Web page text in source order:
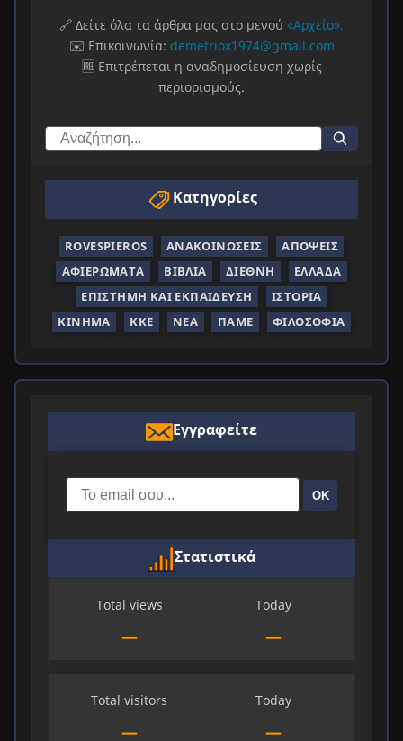
🔗 Δείτε όλα τα άρθρα μας στο μενού «Αρχείο».
✉️ Επικοινωνία: demetriox1974@gmail.com
🆓 Επιτρέπεται η αναδημοσίευση χωρίς
περιορισμούς.
Κατηγορίες
ROVESPIEROS ΑΝΑΚΟΙΝΏΣΕΙΣ
ΑΠΌΨΕΙΣ
ΑΦΙΕΡΏΜΑΤΑ
ΒΙΒΛΊΑ ΔΙΕΘΝΉ
ΕΛΛΆΔΑ
ΕΠΙΣΤΉΜΗ ΚΑΙ ΕΚΠΑΊΔΕΥΣΗ
ΙΣΤΟΡΊΑ
ΚΊΝΗΜΑ
ΚΚΕ ΝΈΑ ΠΑΜΕ ΦΙΛΟΣΟΦΊΑ
Εγγραφείτε
ΟΚ
Στατιστικά
Total views
—
Today
—
Total visitors
—
Today
—